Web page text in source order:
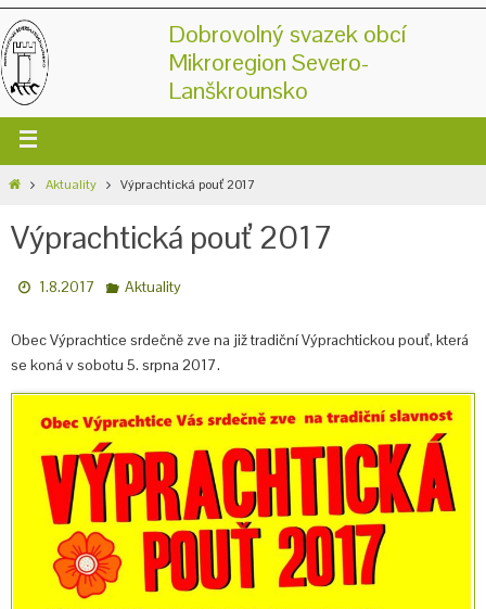
Dobrovolný svazek obcí
Mikroregion Severo-
Lanškrounsko
Aktuality Výprachtická pouť 2017
Výprachtická pouť 2017
1.8.2017 Aktuality
Obec Výprachtice srdečně zve na již tradiční Výprachtickou pouť, která
se koná v sobotu 5. srpna 2017.